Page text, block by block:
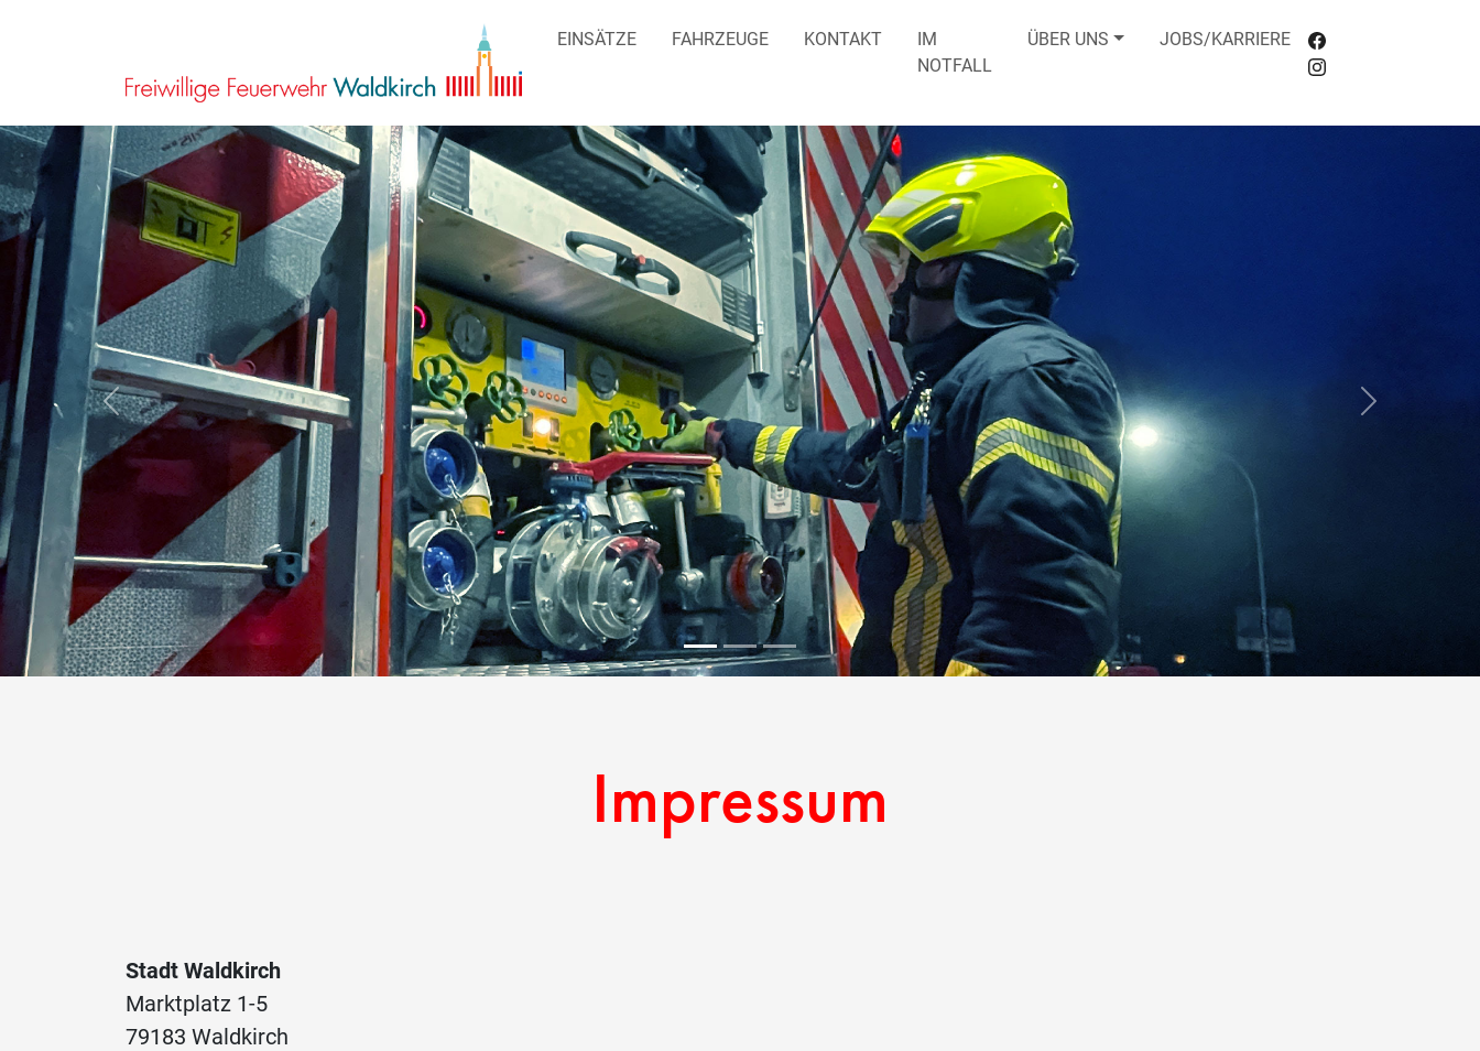
EINSÄTZE FAHRZEUGE KONTAKT
IM
NOTFALL
ÜBER UNS JOBS/KARRIERE
Previous Next
Impressum
Stadt Waldkirch
Marktplatz 1-5
79183 Waldkirch